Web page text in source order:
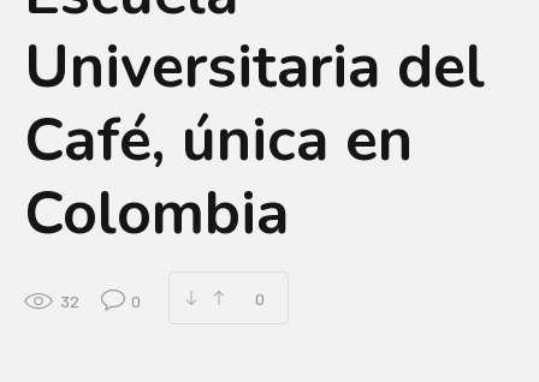
Universitaria del
Café, única en
Colombia
32 0 0